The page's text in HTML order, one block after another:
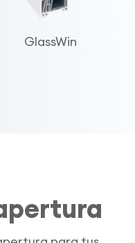
GlassWin